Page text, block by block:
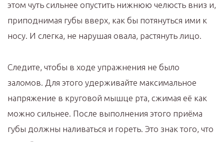
этом чуть сильнее опустить нижнюю челюсть вниз и,
приподнимая губы вверх, как бы потянуться ими к
носу. И слегка, не нарушая овала, растянуть лицо. ⠀
Следите, чтобы в ходе упражнения не было
заломов. Для этого удерживайте максимальное
напряжение в круговой мышце рта, сжимая её как
можно сильнее. После выполнения этого приёма
губы должны наливаться и гореть. Это знак того, что